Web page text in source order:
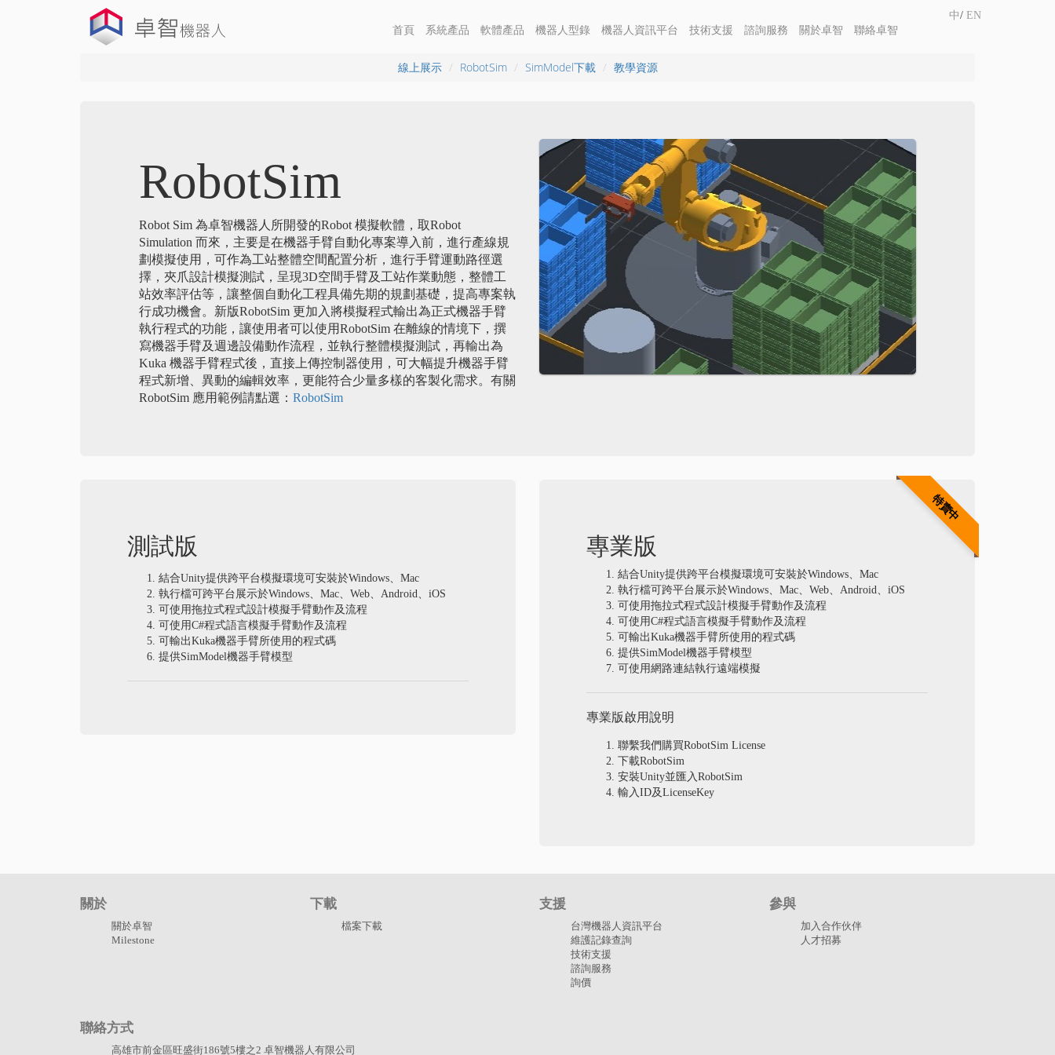
首頁 系統產品 軟體產品 機器人型錄 機器人資訊平台 技術支援 諮詢服務 關於卓智 聯絡卓智
中/ EN
線上展示 RobotSim SimModel下載 教學資源
RobotSim
Robot Sim 為卓智機器人所開發的Robot 模擬軟體，取Robot
Simulation 而來，主要是在機器手臂自動化專案導入前，進行產線規
劃模擬使用，可作為工站整體空間配置分析，進行手臂運動路徑選
擇，夾爪設計模擬測試，呈現3D空間手臂及工站作業動態，整體工
站效率評估等，讓整個自動化工程具備先期的規劃基礎，提高專案執
行成功機會。新版RobotSim 更加入將模擬程式輸出為正式機器手臂
執行程式的功能，讓使用者可以使用RobotSim 在離線的情境下，撰
寫機器手臂及週邊設備動作流程，並執行整體模擬測試，再輸出為
Kuka 機器手臂程式後，直接上傳控制器使用，可大幅提升機器手臂
程式新增、異動的編輯效率，更能符合少量多樣的客製化需求。有關
RobotSim 應用範例請點選： RobotSim
測試版
結合Unity提供跨平台模擬環境可安裝於Windows、Mac
執行檔可跨平台展示於Windows、Mac、Web、Android、iOS
可使用拖拉式程式設計模擬手臂動作及流程
可使用C#程式語言模擬手臂動作及流程
可輸出Kuka機器手臂所使用的程式碼
提供SimModel機器手臂模型
特賣中
專業版
結合Unity提供跨平台模擬環境可安裝於Windows、Mac
執行檔可跨平台展示於Windows、Mac、Web、Android、iOS
可使用拖拉式程式設計模擬手臂動作及流程
可使用C#程式語言模擬手臂動作及流程
可輸出Kuka機器手臂所使用的程式碼
提供SimModel機器手臂模型
可使用網路連結執行遠端模擬
專業版啟用說明
聯繫我們購買RobotSim License
下載RobotSim
安裝Unity並匯入RobotSim
輸入ID及LicenseKey
關於
關於卓智
Milestone
下載
檔案下載
支援
台灣機器人資訊平台
維護記錄查詢
技術支援
諮詢服務
詢價
參與
加入合作伙伴
人才招募
聯絡方式
高雄市前金區旺盛街186號5樓之2 卓智機器人有限公司